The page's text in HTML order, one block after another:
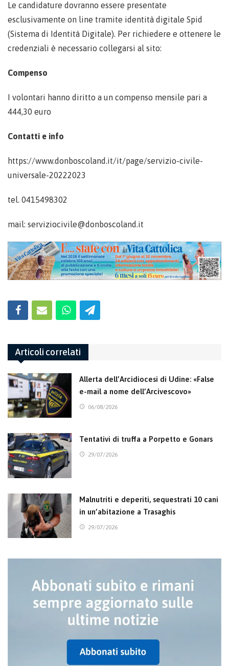
Le candidature dovranno essere presentate
esclusivamente on line tramite identità digitale Spid
(Sistema di Identità Digitale). Per richiedere e ottenere le
credenziali è necessario collegarsi al sito:
Compenso
I volontari hanno diritto a un compenso mensile pari a
444,30 euro
Contatti e info
https://www.donboscoland.it/it/page/servizio-civile-
universale-20222023
tel. 0415498302
mail: serviziocivile@donboscoland.it
Articoli correlati
Allerta dell’Arcidiocesi di Udine: «False
e-mail a nome dell’Arcivescovo»
06/08/2026
Tentativi di truffa a Porpetto e Gonars
29/07/2026
Malnutriti e deperiti, sequestrati 10 cani
in un’abitazione a Trasaghis
29/07/2026